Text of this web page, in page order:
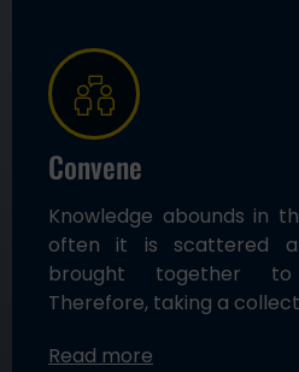
Convene
Knowledge abounds in
often it is scattered
brought together
Therefore, taking a
Read more